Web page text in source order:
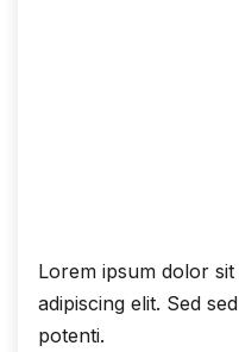
Lorem ipsum dolor
adipiscing elit. Sed
potenti.